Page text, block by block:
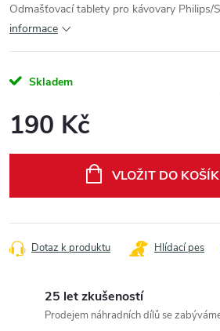
Odmašťovací tablety pro kávovary Philips/
informace
Skladem
190 Kč
VLOŽIT DO
Dotaz k produktu Hlídací pes
25 let zkušeností
Prodejem náhradních dílů se